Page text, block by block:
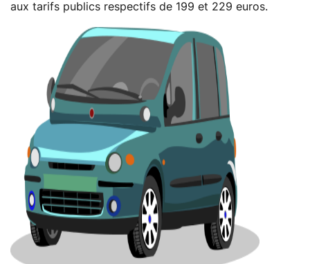
aux tarifs publics respectifs de 199 et 229 euros.